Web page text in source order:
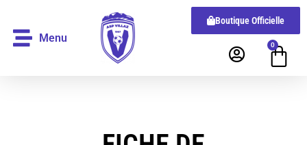
Menu
Boutique Officielle
0